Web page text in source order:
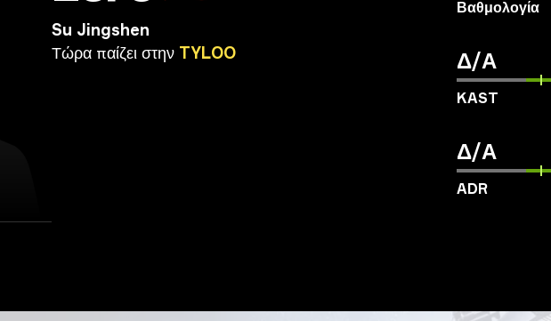
Su Jingshen
Τώρα παίζει στην TYLOO
Βαθμολογία
Δ/Α
KAST
Δ/Α
ADR